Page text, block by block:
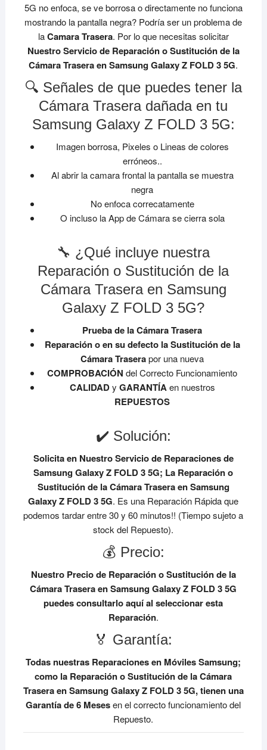
5G no enfoca, se ve borrosa o directamente no funciona
mostrando la pantalla negra? Podría ser un problema de
laCamara Trasera. Por lo que necesitas solicitar
Nuestro Servicio de Reparación o Sustitución de la
Cámara Trasera en Samsung Galaxy Z FOLD 3 5G.
🔍 Señales de que puedes tener la
Cámara Trasera dañada en tu
Samsung Galaxy Z FOLD 3 5G:
Imagen borrosa, Pixeles o Lineas de colores
erróneos..
Al abrir la camara frontal la pantalla se muestra
negra
No enfoca correcatamente
O incluso la App de Cámara se cierra sola
🔧 ¿Qué incluye nuestra
Reparación o Sustitución de la
Cámara Trasera en Samsung
Galaxy Z FOLD 3 5G?
Prueba de la Cámara Trasera
Reparación o en su defecto la Sustitución de la
Cámara Traserapor una nueva
COMPROBACIÓNdel Correcto Funcionamiento
CALIDADy GARANTÍAen nuestros
REPUESTOS
✔️ Solución:
Solicita en Nuestro Servicio de Reparaciones de
Samsung Galaxy Z FOLD 3 5G; La Reparación o
Sustitución de la Cámara Trasera en Samsung
Galaxy Z FOLD 3 5G. Es una Reparación Rápida que
podemos tardar entre 30 y 60 minutos!! (Tiempo sujeto a
stock del Repuesto).
💰 Precio:
Nuestro Precio de Reparación o Sustitución de la
Cámara Trasera en Samsung Galaxy Z FOLD 3 5G
puedes consultarlo aquí al seleccionar esta
Reparación.
🏅 Garantía:
Todas nuestras Reparaciones en Móviles Samsung;
como la Reparación o Sustitución de la Cámara
Trasera en Samsung Galaxy Z FOLD 3 5G, tienen una
Garantía de 6 Mesesen el correcto funcionamiento del
Repuesto.